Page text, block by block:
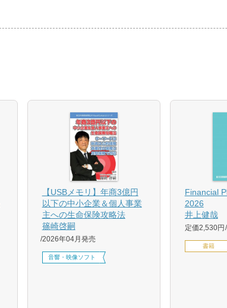
【USBメモリ】年商3億円
以下の中小企業＆個人事業
主への生命保険攻略法
篠崎啓嗣
2026年04月発売
音響・映像ソフト
Financial
2026
井上健哉
定価2,530円
書籍